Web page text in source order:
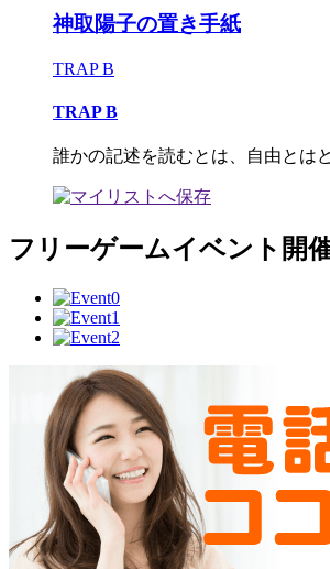
神取陽子の置き手紙
TRAP B
TRAP B
誰かの記述を読むとは、自由とは
フリーゲームイベント開